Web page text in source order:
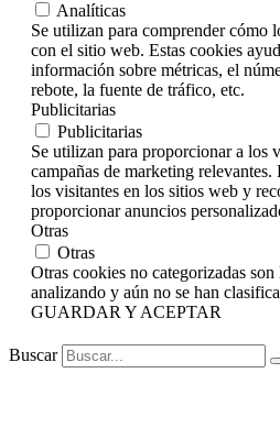
Analíticas
Se utilizan para comprender cómo
con el sitio web. Estas cookies
información sobre métricas, el
rebote, la fuente de tráfico, etc.
Publicitarias
Publicitarias
Se utilizan para proporcionar a los
campañas de marketing relevantes.
los visitantes en los sitios web y
proporcionar anuncios
Otras
Otras
Otras cookies no categorizadas son
analizando y aún no se han
GUARDAR Y ACEPTAR
Buscar